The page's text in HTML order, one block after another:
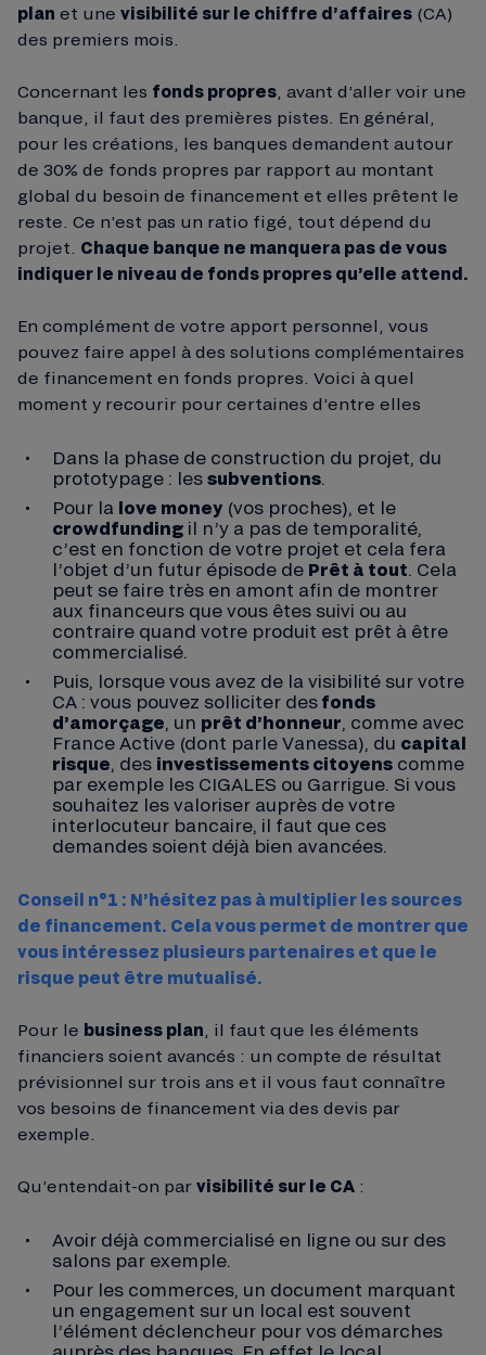
plan et une visibilité sur le chiffre d’affaires (CA)
des premiers mois.
Concernant les fonds propres , avant d’aller voir une
banque, il faut des premières pistes. En général,
pour les créations, les banques demandent autour
de 30% de fonds propres par rapport au montant
global du besoin de financement et elles prêtent le
reste. Ce n’est pas un ratio figé, tout dépend du
projet. Chaque banque ne manquera pas de vous
indiquer le niveau de fonds propres qu’elle attend.
En complément de votre apport personnel, vous
pouvez faire appel à des solutions complémentaires
de financement en fonds propres. Voici à quel
moment y recourir pour certaines d’entre elles
Dans la phase de construction du projet, du
prototypage : les subventions.
Pour la love money (vos proches), et le
crowdfunding il n’y a pas de temporalité,
c’est en fonction de votre projet et cela fera
l’objet d’un futur épisode de Prêt à tout. Cela
peut se faire très en amont afin de montrer
aux financeurs que vous êtes suivi ou au
contraire quand votre produit est prêt à être
commercialisé.
Puis, lorsque vous avez de la visibilité sur votre
CA : vous pouvez solliciter des fonds
d’amorçage, un prêt d’honneur, comme avec
France Active (dont parle Vanessa), du capital
risque, des investissements citoyens comme
par exemple les CIGALES ou Garrigue. Si vous
souhaitez les valoriser auprès de votre
interlocuteur bancaire, il faut que ces
demandes soient déjà bien avancées.
Conseil n°1 : N’hésitez pas à multiplier les sources
de financement. Cela vous permet de montrer que
vous intéressez plusieurs partenaires et que le
risque peut être mutualisé.
Pour le business plan , il faut que les éléments
financiers soient avancés : un compte de résultat
prévisionnel sur trois ans et il vous faut connaître
vos besoins de financement via des devis par
exemple.
Qu’entendait-on par visibilité sur le CA :
Avoir déjà commercialisé en ligne ou sur des
salons par exemple.
Pour les commerces, un document marquant
un engagement sur un local est souvent
l’élément déclencheur pour vos démarches